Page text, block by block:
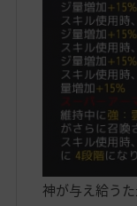
神が与え給う